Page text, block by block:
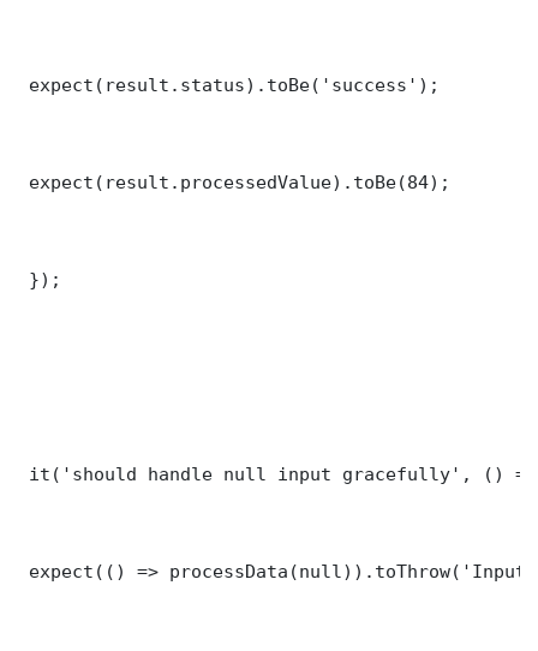
expect(result.status).toBe('success');
expect(result.processedValue).toBe(84);
});
it('should handle null input gracefully', ()
expect(() =>